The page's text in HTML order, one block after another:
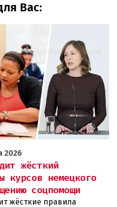
Вас:
2026
жёсткий
курсов немецкого
соцпомощи
жёсткие правила